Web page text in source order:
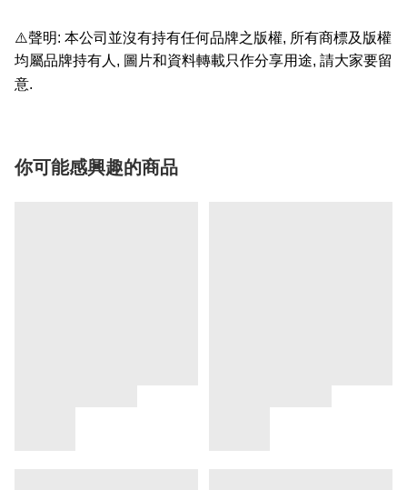
⚠️聲明: 本公司並沒有持有任何品牌之版權, 所有商標及版權
均屬品牌持有人 , 圖片和資料轉載只作分享用途, 請大家要留
意.
你可能感興趣的商品